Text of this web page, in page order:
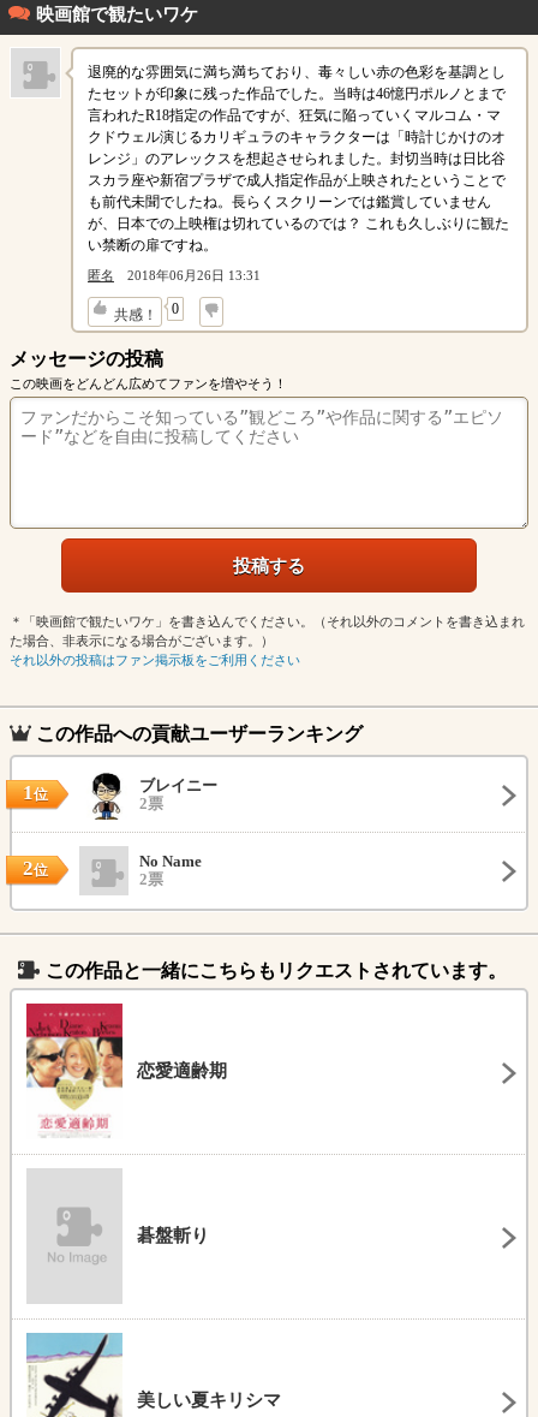
映画館で観たいワケ
退廃的な雰囲気に満ち満ちており、毒々しい赤の色彩を基調とし
たセットが印象に残った作品でした。当時は46憶円ポルノとまで
言われたR18指定の作品ですが、狂気に陥っていくマルコム・マ
クドウェル演じるカリギュラのキャラクターは「時計じかけのオ
レンジ」のアレックスを想起させられました。封切当時は日比谷
スカラ座や新宿プラザで成人指定作品が上映されたということで
も前代未聞でしたね。長らくスクリーンでは鑑賞していません
が、日本での上映権は切れているのでは？ これも久しぶりに観た
い禁断の扉ですね。
匿名 2018年06月26日 13:31
共感！ 0
↓
メッセージの投稿
この映画をどんどん広めてファンを増やそう！
＊「映画館で観たいワケ」を書き込んでください。（それ以外のコメントを書き込まれ
た場合、非表示になる場合がございます。）
それ以外の投稿はファン掲示板をご利用ください
この作品への貢献ユーザーランキング
1位
ブレイニー
2票
2位
No Name
2票
この作品と一緒にこちらもリクエストされています。
恋愛適齢期
碁盤斬り
美しい夏キリシマ